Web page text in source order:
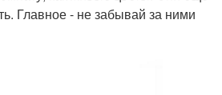
Главное - не забывай за ними